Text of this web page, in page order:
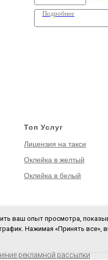
Подробнее
Топ Услуг
Лицензия на такси
Оклейка в желтый
Оклейка в белый
рекламной рассылки
ваш опыт просмотра,
Нажимая «Принять все»,